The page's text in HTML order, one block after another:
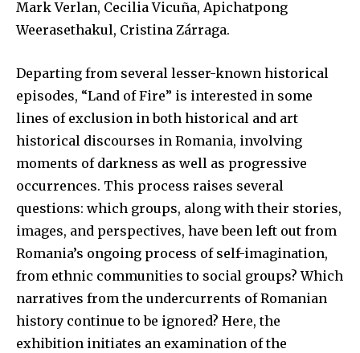
Mark Verlan, Cecilia Vicuña, Apichatpong
Weerasethakul, Cristina Zárraga.
Departing from several lesser-known historical
episodes, “Land of Fire” is interested in some
lines of exclusion in both historical and art
historical discourses in Romania, involving
moments of darkness as well as progressive
occurrences. This process raises several
questions: which groups, along with their stories,
images, and perspectives, have been left out from
Romania’s ongoing process of self-imagination,
from ethnic communities to social groups? Which
narratives from the undercurrents of Romanian
history continue to be ignored? Here, the
exhibition initiates an examination of the